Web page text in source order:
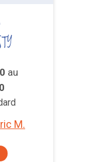
au
M.